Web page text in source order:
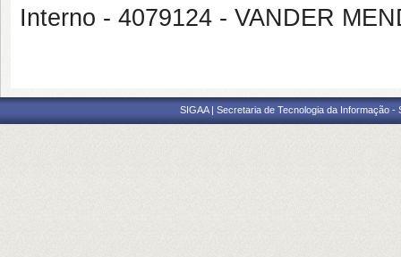
Interno - 4079124 - VANDER
SIGAA | Secretaria de Tecnologia da Informação